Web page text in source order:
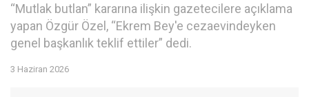
“Mutlak butlan” kararına ilişkin gazetecilere açıklama
yapan Özgür Özel, “Ekrem Bey'e cezaevindeyken
genel başkanlık teklif ettiler” dedi.
3 Haziran 2026